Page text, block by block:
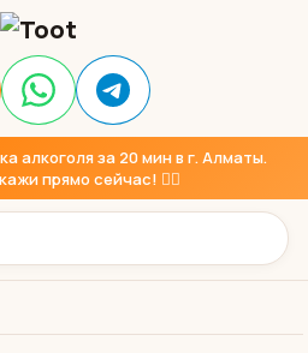
алкоголя за 20 мин в г. Алматы.
прямо сейчас! 👇🏼